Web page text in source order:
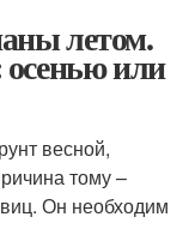
летом.
или
весной,
тому –
Он необходим